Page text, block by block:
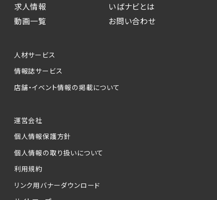
求人情報
動画一覧
いばナビとは
お問い合わせ
人材サービス
情報誌サービス
店舗・イベント情報の掲載について
運営会社
個人情報保護方針
個人情報の取り扱いについて
利用規約
リンク用バナーダウンロード